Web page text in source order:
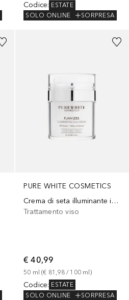
Codice: ESTATE
SOLO ONLINE
SORPRESA
PURE WHITE COSMETICS
Crema di seta illuminante impeccabile
Trattamento viso
€ 40,99
50 ml (€ 81,98 / 100 ml)
Codice: ESTATE
SOLO ONLINE
SORPRESA